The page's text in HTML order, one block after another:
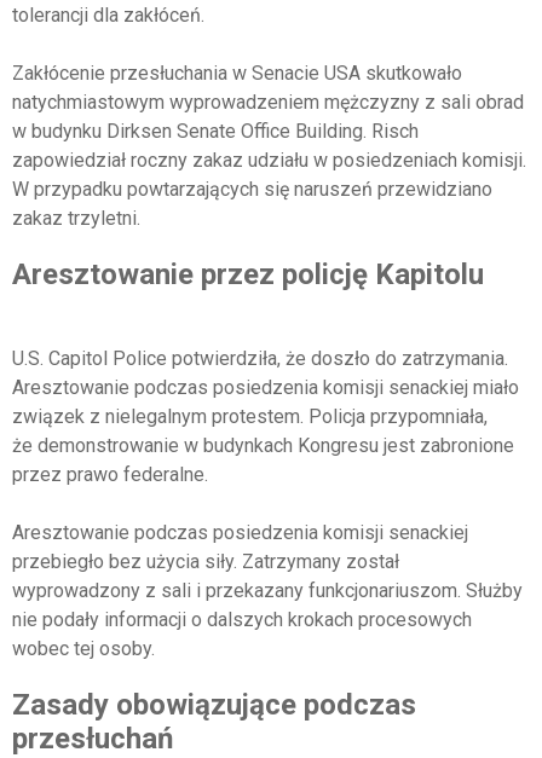
tolerancji dla zakłóceń.
Zakłócenie przesłuchania w Senacie USA skutkowało
natychmiastowym wyprowadzeniem mężczyzny z sali obrad
w budynku Dirksen Senate Office Building. Risch
zapowiedział roczny zakaz udziału w posiedzeniach komisji.
W przypadku powtarzających się naruszeń przewidziano
zakaz trzyletni.
Aresztowanie przez policję Kapitolu
U.S. Capitol Police potwierdziła, że doszło do zatrzymania.
Aresztowanie podczas posiedzenia komisji senackiej miało
związek z nielegalnym protestem. Policja przypomniała,
że demonstrowanie w budynkach Kongresu jest zabronione
przez prawo federalne.
Aresztowanie podczas posiedzenia komisji senackiej
przebiegło bez użycia siły. Zatrzymany został
wyprowadzony z sali i przekazany funkcjonariuszom. Służby
nie podały informacji o dalszych krokach procesowych
wobec tej osoby.
Zasady obowiązujące podczas
przesłuchań